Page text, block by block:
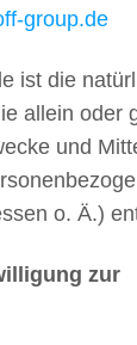
group.de
ist die
allein oder
und
o. Ä.)
zur